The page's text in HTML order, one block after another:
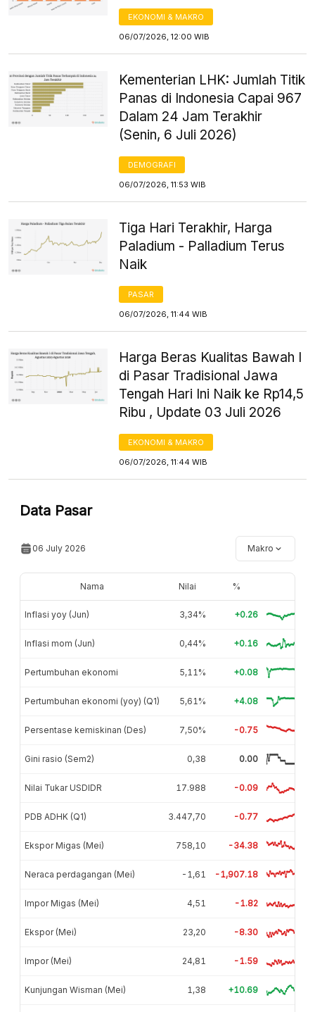
EKONOMI & MAKRO
06/07/2026, 12:00 WIB
Kementerian LHK: Jumlah Titik
Panas di Indonesia Capai 967
Dalam 24 Jam Terakhir
(Senin, 6 Juli 2026)
DEMOGRAFI
06/07/2026, 11:53 WIB
Tiga Hari Terakhir, Harga
Paladium - Palladium Terus
Naik
PASAR
06/07/2026, 11:44 WIB
Harga Beras Kualitas Bawah I
di Pasar Tradisional Jawa
Tengah Hari Ini Naik ke Rp14,5
Ribu , Update 03 Juli 2026
EKONOMI & MAKRO
06/07/2026, 11:44 WIB
Data Pasar
06 July 2026 Makro
Nama Nilai %
Inflasi yoy (Jun) 3,34% +0.26
Inflasi mom (Jun) 0,44% +0.16
Pertumbuhan ekonomi 5,11% +0.08
Pertumbuhan ekonomi (yoy) (Q1) 5,61% +4.08
Persentase kemiskinan (Des) 7,50% -0.75
Gini rasio (Sem2) 0,38 0.00
Nilai Tukar USDIDR 17.988 -0.09
PDB ADHK (Q1) 3.447,70 -0.77
Ekspor Migas (Mei) 758,10 -34.38
Neraca perdagangan (Mei) -1,61 -1,907.18
Impor Migas (Mei) 4,51 -1.82
Ekspor (Mei) 23,20 -8.30
Impor (Mei) 24,81 -1.59
Kunjungan Wisman (Mei) 1,38 +10.69